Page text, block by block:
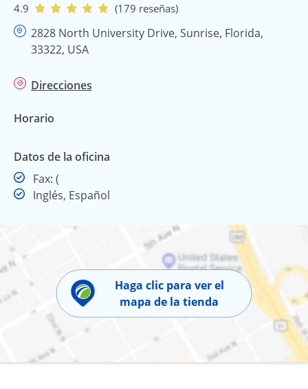
4.9 (179 reseñas)
2828 North University Drive, Sunrise, Florida,
33322, USA
Direcciones
Horario
Datos de la oficina
Fax: (
Inglés, Español
Haga clic para ver el
mapa de la tienda